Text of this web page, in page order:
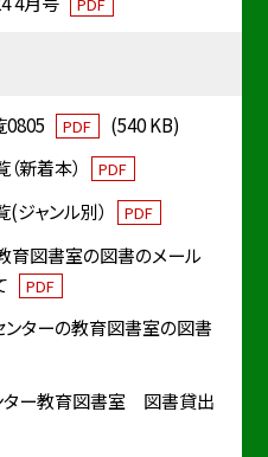
PDF
(540 KB)
新着本）
PDF
ャンル別） PDF
図書室の図書のメール
PDF
ターの教育図書室の図書
ー教育図書室 図書貸出